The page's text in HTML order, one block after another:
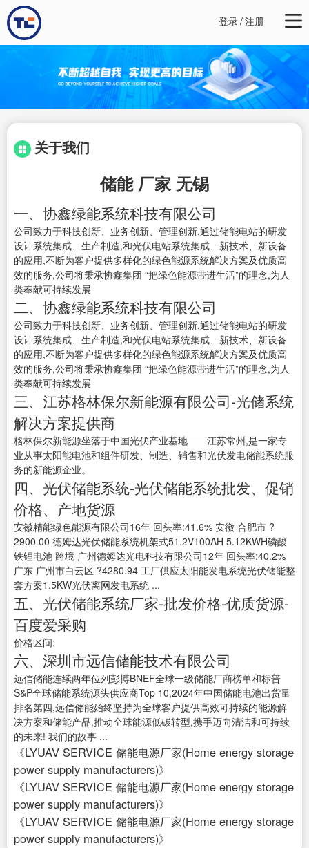
登录/注册
关于我们
储能 厂家 无锡
一、协鑫绿能系统科技有限公司
公司致力于科技创新、业务创新、管理创新,通过储能电站的研发
设计系统集成、生产制造,和光伏电站系统集成、新技术、新设备
的应用,不断为客户提供多样化的绿色能源系统解决方案及优质高
效的服务,公司将秉承协鑫集团 “把绿色能源带进生活”的理念,为人
类奉献可持续发展
二、协鑫绿能系统科技有限公司
公司致力于科技创新、业务创新、管理创新,通过储能电站的研发
设计系统集成、生产制造,和光伏电站系统集成、新技术、新设备
的应用,不断为客户提供多样化的绿色能源系统解决方案及优质高
效的服务,公司将秉承协鑫集团 “把绿色能源带进生活”的理念,为人
类奉献可持续发展
三、江苏格林保尔新能源有限公司-光储系统
解决方案提供商
格林保尔新能源坐落于中国光伏产业基地——江苏常州,是一家专
业从事太阳能电池和组件研发、制造、销售和光伏发电储能系统服
务的新能源企业。
四、光伏储能系统-光伏储能系统批发、促销
价格、产地货源
安徽精能绿色能源有限公司16年 回头率:41.6% 安徽 合肥市 ?
2900.00 德姆达光伏储能系统机架式51.2V100AH 5.12KWH磷酸
铁锂电池 跨境 广州德姆达光电科技有限公司12年 回头率:40.2%
广东 广州市白云区 ?4280.94 工厂供应太阳能发电系统光伏储能整
套方案1.5KW光伏离网发电系统 ...
五、光伏储能系统厂家-批发价格-优质货源-
百度爱采购
价格区间:
六、深圳市远信储能技术有限公司
远信储能连续两年位列彭博BNEF全球一级储能厂商榜单和标普
S&P全球储能系统源头供应商Top 10,2024年中国储能电池出货量
排名第四,远信储能始终坚持为全球客户提供高效可持续的能源解
决方案和储能产品,推动全球能源低碳转型,携手迈向清洁和可持续
的未来! 我们的故事 ...
《LYUAV SERVICE 储能电源厂家(Home energy storage
power supply manufacturers)》
《LYUAV SERVICE 储能电源厂家(Home energy storage
power supply manufacturers)》
《LYUAV SERVICE 储能电源厂家(Home energy storage
power supply manufacturers)》